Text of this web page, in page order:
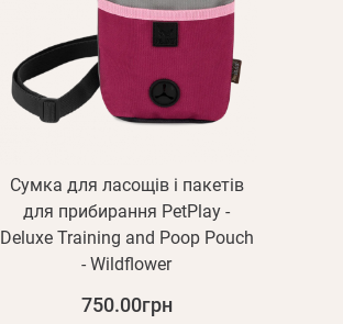
Сумка для ласощів і пакетів
для прибирання PetPlay -
Deluxe Training and Poop Pouch
- Wildflower
750.00грн